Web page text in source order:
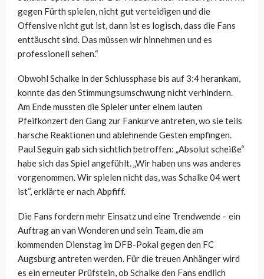
gegen Fürth spielen, nicht gut verteidigen und die
Offensive nicht gut ist, dann ist es logisch, dass die Fans
enttäuscht sind. Das müssen wir hinnehmen und es
professionell sehen.“
Obwohl Schalke in der Schlussphase bis auf 3:4 herankam,
konnte das den Stimmungsumschwung nicht verhindern.
Am Ende mussten die Spieler unter einem lauten
Pfeifkonzert den Gang zur Fankurve antreten, wo sie teils
harsche Reaktionen und ablehnende Gesten empfingen.
Paul Seguin gab sich sichtlich betroffen: „Absolut scheiße“
habe sich das Spiel angefühlt. „Wir haben uns was anderes
vorgenommen. Wir spielen nicht das, was Schalke 04 wert
ist“, erklärte er nach Abpfiff.
Die Fans fordern mehr Einsatz und eine Trendwende – ein
Auftrag an van Wonderen und sein Team, die am
kommenden Dienstag im DFB-Pokal gegen den FC
Augsburg antreten werden. Für die treuen Anhänger wird
es ein erneuter Prüfstein, ob Schalke den Fans endlich